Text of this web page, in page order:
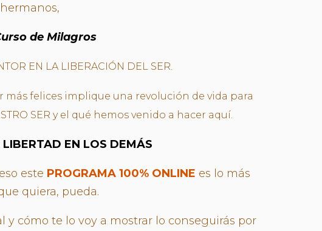
de Milagros
EN LA LIBERACIÓN DEL SER.
felices implique una revolución de vida para
SER y el qué hemos venido a hacer aquí.
EN LOS DEMÁS
este PROGRAMA 100% ONLINE es lo más
quiera, pueda.
cómo te lo voy a mostrar lo conseguirás por